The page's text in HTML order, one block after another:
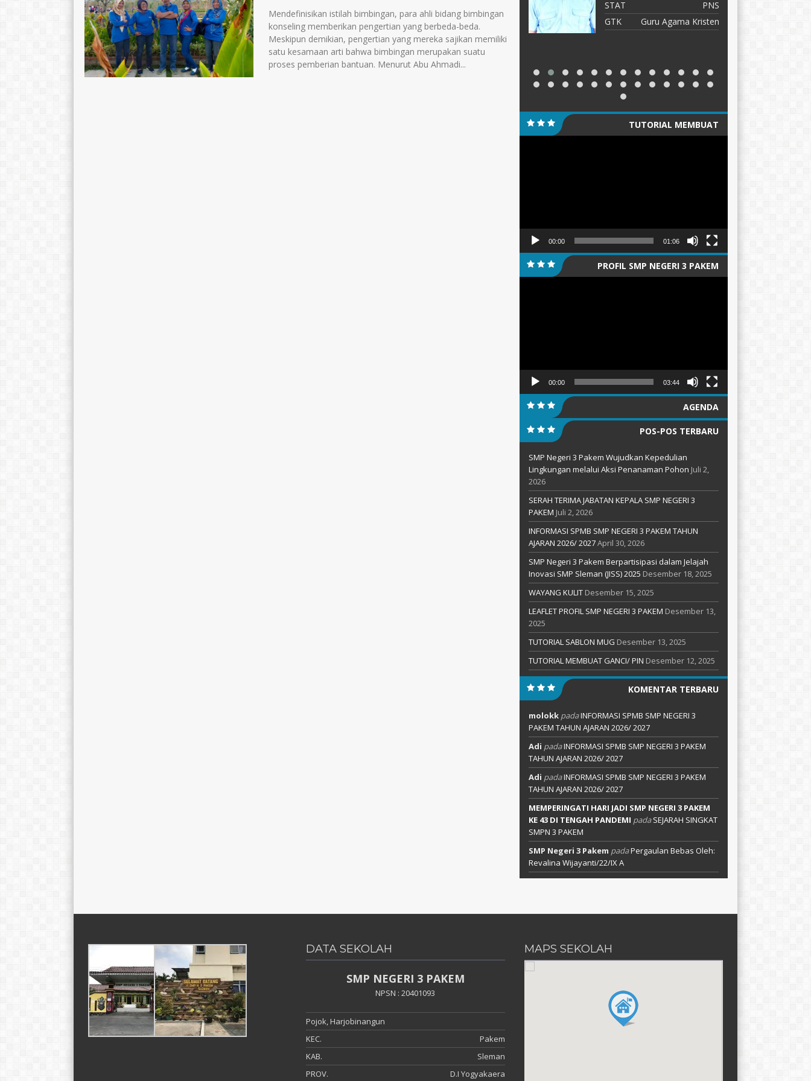
Mendefinisikan istilah bimbingan, para ahli bidang bimbingan
konseling memberikan pengertian yang berbeda-beda.
Meskipun demikian, pengertian yang mereka sajikan memiliki
satu kesamaan arti bahwa bimbingan merupakan suatu
proses pemberian bantuan. Menurut Abu Ahmadi...
PPPK Paruh Waktu
Tenaga Administrasi Sekolah
STAT
PPPK Paruh Waktu
GTK
Tenaga Perpustakaan
STAT
PNS
GTK
Guru Agama Islam
STAT
PNS
GTK
Guru Agama Kristen
TUTORIAL MEMBUAT
00:00 01:06
PROFIL SMP NEGERI 3 PAKEM
00:00 03:44
AGENDA
POS-POS TERBARU
SMP Negeri 3 Pakem Wujudkan Kepedulian
Lingkungan melalui Aksi Penanaman Pohon Juli 2,
2026
SERAH TERIMA JABATAN KEPALA SMP NEGERI 3
PAKEM Juli 2, 2026
INFORMASI SPMB SMP NEGERI 3 PAKEM TAHUN
AJARAN 2026/ 2027April 30, 2026
SMP Negeri 3 Pakem Berpartisipasi dalam Jelajah
Inovasi SMP Sleman (JISS) 2025 Desember 18, 2025
WAYANG KULIT Desember 15, 2025
LEAFLET PROFIL SMP NEGERI 3 PAKEM Desember 13,
2025
TUTORIAL SABLON MUG Desember 13, 2025
TUTORIAL MEMBUAT GANCI/ PIN Desember 12, 2025
KOMENTAR TERBARU
molokkpadaINFORMASI SPMB SMP NEGERI 3
PAKEM TAHUN AJARAN 2026/ 2027
Adi padaINFORMASI SPMB SMP NEGERI 3 PAKEM
TAHUN AJARAN 2026/ 2027
Adi padaINFORMASI SPMB SMP NEGERI 3 PAKEM
TAHUN AJARAN 2026/ 2027
MEMPERINGATI HARI JADI SMP NEGERI 3 PAKEM
KE 43 DI TENGAH PANDEMI padaSEJARAH SINGKAT
SMPN 3 PAKEM
SMP Negeri 3 Pakem padaPergaulan Bebas Oleh:
Revalina Wijayanti/22/IX A
DATA SEKOLAH
SMP NEGERI 3 PAKEM
NPSN : 20401093
Pojok, Harjobinangun
KEC.
Pakem
KAB.
Sleman
PROV.
D.I Yogyakaera
MAPS SEKOLAH